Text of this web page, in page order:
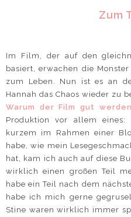
Zum
Im Film, der auf den
basiert, erwachen die
zum Leben. Nun ist es an
Hannah das Chaos wieder zu
Warum der Film gut
Produktion vor allem
kurzem im Rahmen einer
habe, wie mein
hat, kam ich auch auf diese
wirklich einen großen Teil
habe ein Teil nach dem
habe ich mich gerne
Stine waren wirklich immer